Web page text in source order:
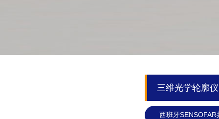
三维光学轮廓仪
西班牙